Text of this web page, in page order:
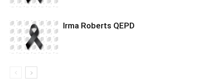
Irma Roberts QEPD